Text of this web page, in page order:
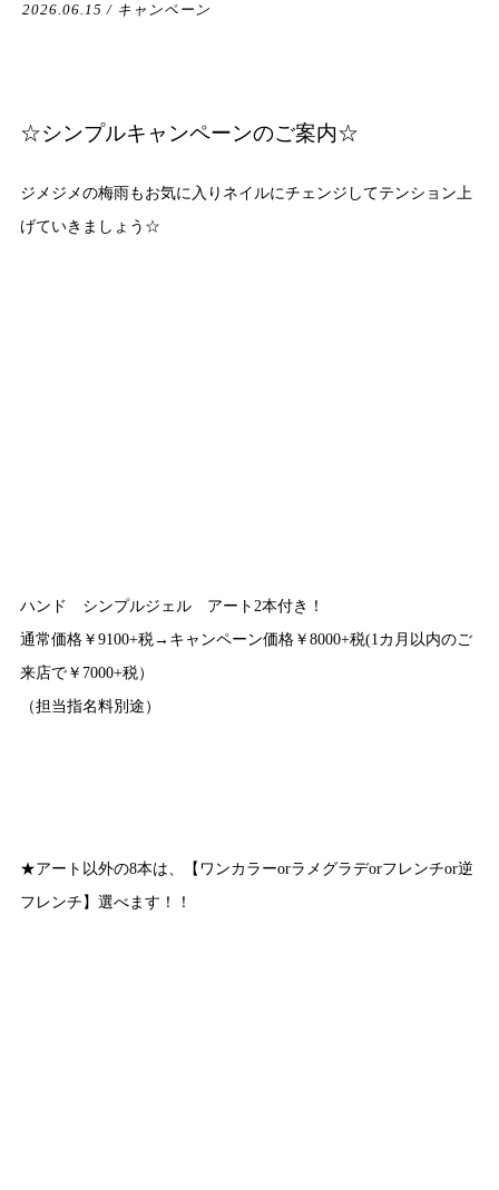
2026.06.15 / キャンペーン
☆シンプルキャンペーンのご案内☆
ジメジメの梅雨もお気に入りネイルにチェンジしてテンション上
げていきましょう☆
ハンド シンプルジェル アート2本付き！
通常価格￥9100+税→キャンペーン価格￥8000+税(1カ月以内のご
来店で￥7000+税）
（担当指名料別途）
★アート以外の8本は、【ワンカラーorラメグラデorフレンチor逆
フレンチ】選べます！！